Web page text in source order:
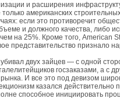
и расширения
только американских
если это противоречит
и должного качества, либо
на 25%. Кроме того, American
представительство признало
убивал двух зайцев — с одной
госзаказами, а с
рынка. И все это под девизом
казался
способное инициировать